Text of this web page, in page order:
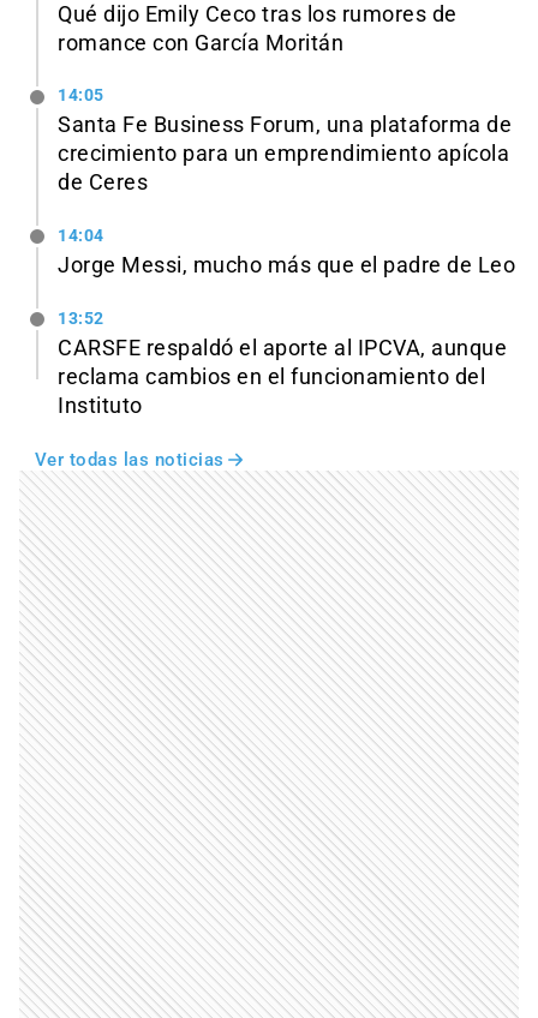
Qué dijo Emily Ceco tras los rumores de
romance con García Moritán
14:05
Santa Fe Business Forum, una plataforma de
crecimiento para un emprendimiento apícola
de Ceres
14:04
Jorge Messi, mucho más que el padre de Leo
13:52
CARSFE respaldó el aporte al IPCVA, aunque
reclama cambios en el funcionamiento del
Instituto
Ver todas las noticias